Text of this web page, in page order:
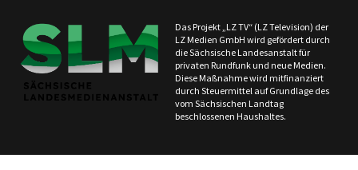
Das Projekt „LZ TV“ (LZ Television) der
LZ Medien GmbH wird gefördert durch
die Sächsische Landesanstalt für
privaten Rundfunk und neue Medien.
Diese Maßnahme wird mitfinanziert
durch Steuermittel auf Grundlage des
vom Sächsischen Landtag
beschlossenen Haushaltes.